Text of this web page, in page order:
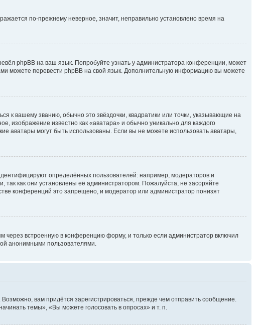
по-прежнему неверное, значит, неправильно установлено время на
phpBB на ваш язык. Попробуйте узнать у администратора конференции, может
можете перевести phpBB на свой язык. Дополнительную информацию вы можете
к вашему званию, обычно это звёздочки, квадратики или точки, указывающие на
изображение известно как «аватара» и обычно уникально для каждого
аватары могут быть использованы. Если вы не можете использовать аватары,
определённых пользователей: например, модераторов и
как они установлены её администратором. Пожалуйста, не засоряйте
конференций это запрещено, и модератор или администратор понизят
через встроенную в конференцию форму, и только если администратор включил
анонимными пользователями.
вам придётся зарегистрироваться, прежде чем отправить сообщение.
темы», «Вы можете голосовать в опросах» и т. п.